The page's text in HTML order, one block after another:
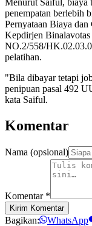
penempatan berlebih
Pernyataan Biaya
Kepdirjen
NO.2/558/
pelatihan.
"Bila dibayar tetapi
penipuan pasal 492
kata Saiful.
Komentar
Nama (opsional)
Komentar *
Kirim Komentar
Bagikan: WhatsApp